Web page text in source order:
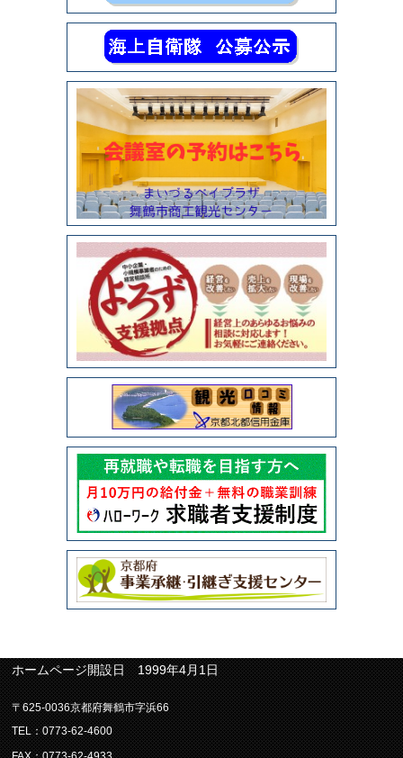
ホームページ開設日 1999年4月1日
〒625-0036京都府舞鶴市字浜66
TEL：0773-62-4600
FAX：0773-62-4933